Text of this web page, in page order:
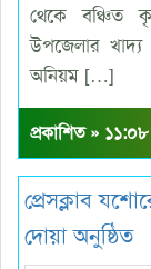
থেকে বঞ্চিত
উপজেলার
অনিয়ম […]
প্রকাশিত »
প্রেসক্লাব
দোয়া অনুষ্ঠিত